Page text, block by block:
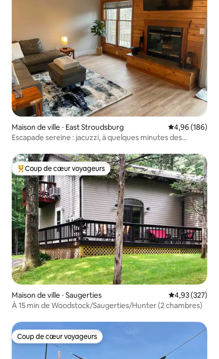
Maison de ville ⋅ East Stroudsburg Évaluation
4,96 (186)
Escapade sereine : jacuzzi, à quelques minutes des
Coups de cœur voyageurs les plus appréciés
Coup de cœur voyageurs
Maison de ville ⋅ Saugerties Évaluation
4,93 (327)
À 15 min de Woodstock/Saugerties/Hunter (2 chambres)
Coup de cœur voyageurs
Coup de cœur voyageurs